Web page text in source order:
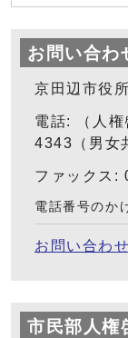
お問い合わ
京田辺市役
電話: （人
4343（男女
ファックス:
電話番号のか
お問い合わ
市民部人権